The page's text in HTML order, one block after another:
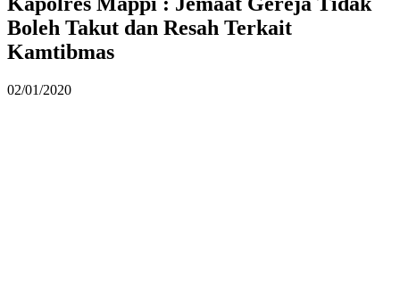
Boleh Takut dan Resah Terkait
Kamtibmas
02/01/2020